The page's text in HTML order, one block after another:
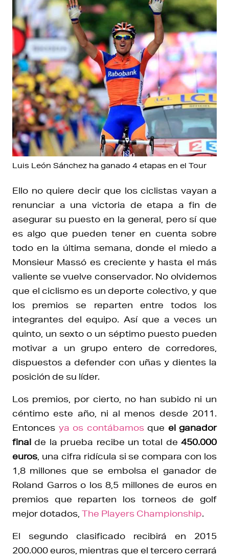
Luis León Sánchez ha ganado 4 etapas en el Tour
Ello no quiere decir que los ciclistas vayan a
renunciar a una victoria de etapa a fin de
asegurar su puesto en la general, pero sí que
es algo que pueden tener en cuenta sobre
todo en la última semana, donde el miedo a
Monsieur Massó es creciente y hasta el más
valiente se vuelve conservador. No olvidemos
que el ciclismo es un deporte colectivo, y que
los premios se reparten entre todos los
integrantes del equipo. Así que a veces un
quinto, un sexto o un séptimo puesto pueden
motivar a un grupo entero de corredores,
dispuestos a defender con uñas y dientes la
posición de su líder.
Los premios, por cierto, no han subido ni un
céntimo este año, ni al menos desde 2011.
Entonces ya os contábamosque el ganador
final de la prueba recibe un total de 450.000
euros , una cifra ridícula si se compara con los
1,8 millones que se embolsa el ganador de
Roland Garros o los 8,5 millones de euros en
premios que reparten los torneos de golf
mejor dotados, The Players Championship.
El segundo clasificado recibirá en 2015
200.000 euros, mientras que el tercero cerrará